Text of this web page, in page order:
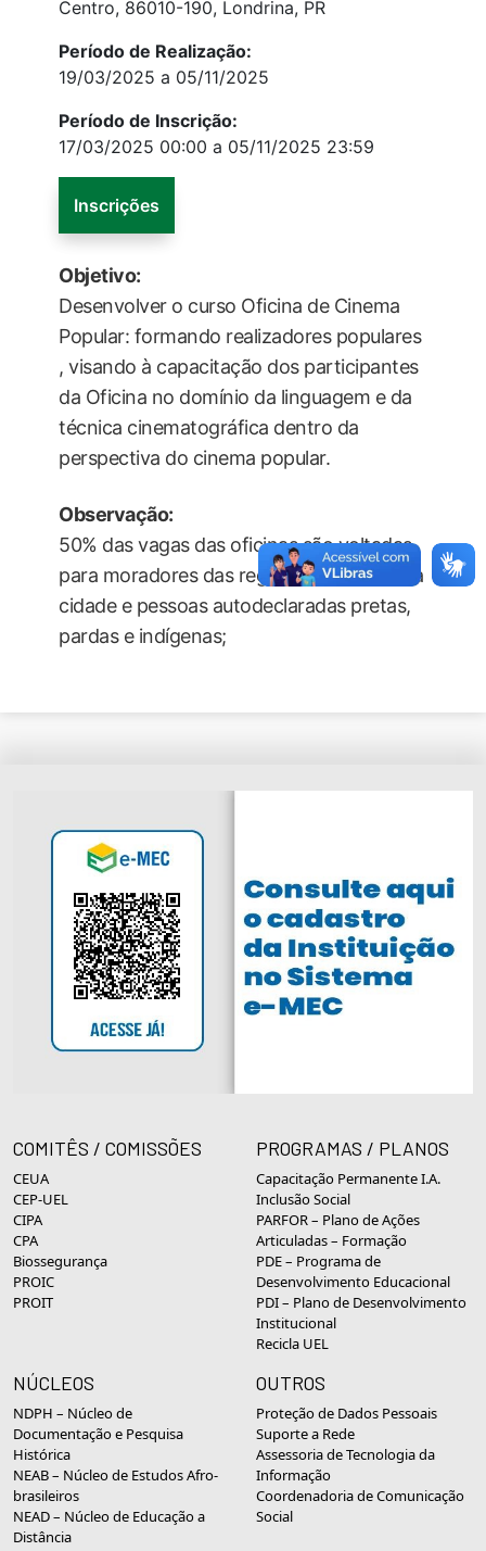
Centro, 86010-190, Londrina, PR
Período de Realização:
19/03/2025 a 05/11/2025
Período de Inscrição:
17/03/2025 00:00 a 05/11/2025 23:59
Inscrições
Objetivo:
Desenvolver o curso Oficina de Cinema
Popular: formando realizadores populares
, visando à capacitação dos participantes
da Oficina no domínio da linguagem e da
técnica cinematográfica dentro da
perspectiva do cinema popular.
Observação:
50% das vagas das oficinas são voltadas
para moradores das regiões periféricas da
cidade e pessoas autodeclaradas pretas,
pardas e indígenas;
COMITÊS / COMISSÕES
CEUA
CEP-UEL
CIPA
CPA
Biossegurança
PROIC
PROIT
PROGRAMAS / PLANOS
Capacitação Permanente I.A.
Inclusão Social
PARFOR – Plano de Ações
Articuladas – Formação
PDE – Programa de
Desenvolvimento Educacional
PDI – Plano de Desenvolvimento
Institucional
Recicla UEL
NÚCLEOS
NDPH – Núcleo de
Documentação e Pesquisa
Histórica
NEAB – Núcleo de Estudos Afro-
brasileiros
NEAD – Núcleo de Educação a
Distância
OUTROS
Proteção de Dados Pessoais
Suporte a Rede
Assessoria de Tecnologia da
Informação
Coordenadoria de Comunicação
Social